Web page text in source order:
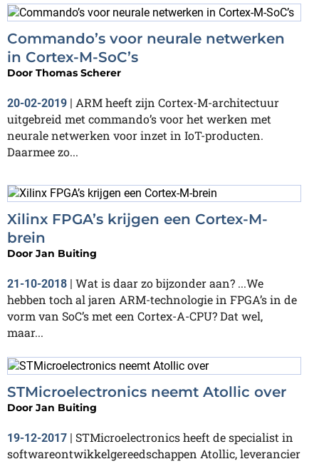
Commando’s voor neurale netwerken
in Cortex-M-SoC’s
Door Thomas Scherer
20-02-2019 | ARM heeft zijn Cortex-M-architectuur
uitgebreid met commando’s voor het werken met
neurale netwerken voor inzet in IoT-producten.
Daarmee zo...
Xilinx FPGA’s krijgen een Cortex-M-
brein
Door Jan Buiting
21-10-2018
Wat is daar zo bijzonder aan? ...We
hebben toch al jaren ARM-technologie in FPGA’s in de
vorm van SoC’s met een Cortex-A-CPU? Dat wel,
maar...
STMicroelectronics neemt Atollic over
Door Jan Buiting
19-12-2017 | STMicroelectronics heeft de specialist in
softwareontwikkelgereedschappen Atollic, leverancier